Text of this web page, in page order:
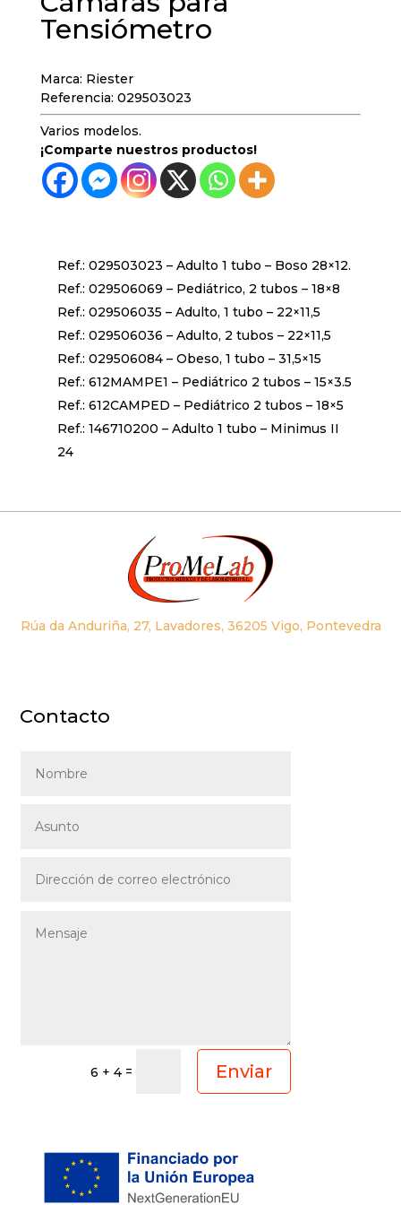
Tensiómetro
Marca: Riester
Referencia: 029503023
Varios modelos.
¡Comparte nuestros productos!
Ref.: 029503023 – Adulto 1 tubo – Boso 28×12.
Ref.: 029506069 – Pediátrico, 2 tubos – 18×8
Ref.: 029506035 – Adulto, 1 tubo – 22×11,5
Ref.: 029506036 – Adulto, 2 tubos – 22×11,5
Ref.: 029506084 – Obeso, 1 tubo – 31,5×15
Ref.: 612MAMPE1 – Pediátrico 2 tubos – 15×3.5
Ref.: 612CAMPED – Pediátrico 2 tubos – 18×5
Ref.: 146710200 – Adulto 1 tubo – Minimus II
24
Rúa da Anduriña, 27, Lavadores, 36205 Vigo, Pontevedra
Contacto
6 + 4= Enviar